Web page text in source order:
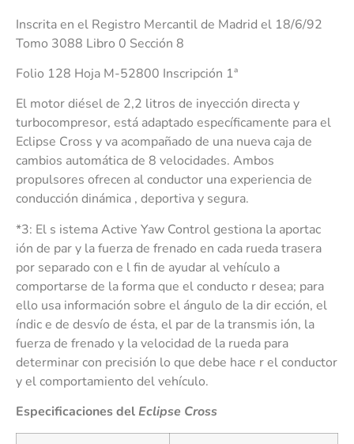
Inscrita en el Registro Mercantil de Madrid el 18/6/92
Tomo 3088 Libro 0 Sección 8
Folio 128 Hoja M-52800 Inscripción 1ª
El motor diésel de 2,2 litros de inyección directa y
turbocompresor, está adaptado específicamente para el
Eclipse Cross y va acompañado de una nueva caja de
cambios automática de 8 velocidades. Ambos
propulsores ofrecen al conductor una experiencia de
conducción dinámica , deportiva y segura.
*3: El s istema Active Yaw Control gestiona la aportac
ión de par y la fuerza de frenado en cada rueda trasera
por separado con e l fin de ayudar al vehículo a
comportarse de la forma que el conducto r desea; para
ello usa información sobre el ángulo de la dir ección, el
índic e de desvío de ésta, el par de la transmis ión, la
fuerza de frenado y la velocidad de la rueda para
determinar con precisión lo que debe hace r el conductor
y el comportamiento del vehículo.
Especificaciones del Eclipse Cross